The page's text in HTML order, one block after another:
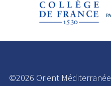
©2026 Orient Méditerranée